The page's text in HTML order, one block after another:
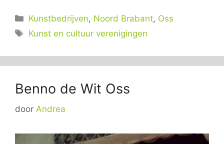
Categorieën
Kunstbedrijven, Noord Brabant, Oss
Tags
Kunst en cultuur verenigingen
Benno de Wit Oss
door Andrea